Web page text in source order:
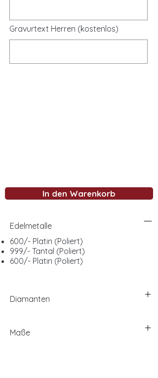
Gravurtext Herren (kostenlos)
In den Warenkorb
Edelmetalle
600/- Platin (Poliert)
999/- Tantal (Poliert)
600/- Platin (Poliert)
Diamanten
Maße